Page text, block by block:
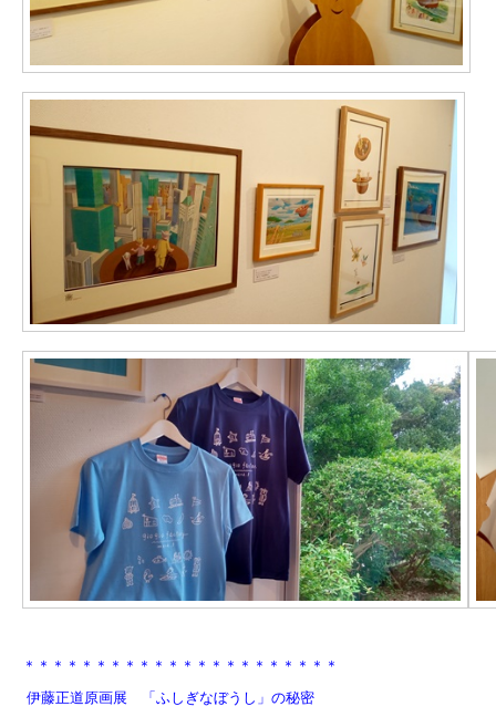
＊＊＊＊＊＊＊＊＊＊＊＊＊＊＊＊＊＊＊＊＊＊
伊藤正道原画展 「ふしぎなぼうし」の秘密